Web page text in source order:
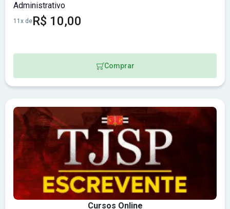
Administrativo
11x deR$ 10,00
Comprar
Cursos Online